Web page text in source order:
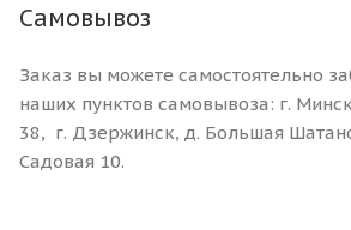
Самовывоз
Заказ вы можете самостоятельно
наших пунктов самовывоза: г.
38, г. Дзержинск, д. Большая
Садовая 10.